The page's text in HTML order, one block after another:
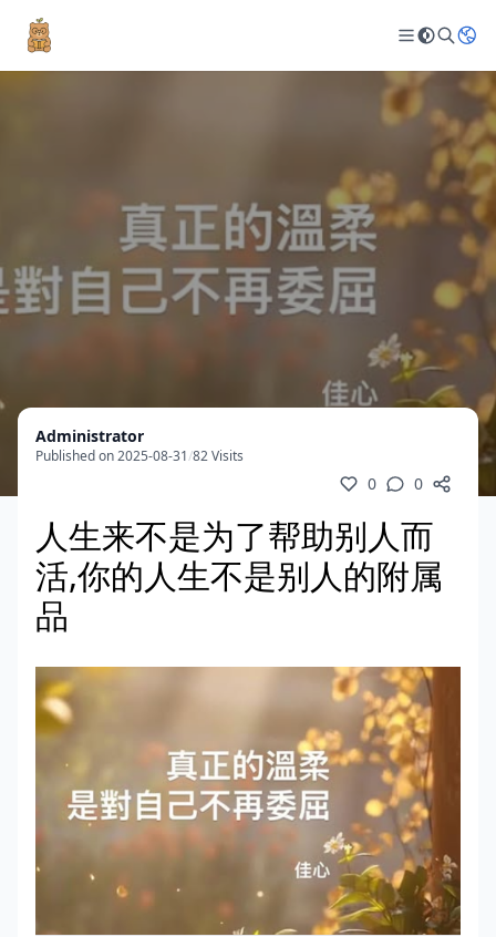
Administrator
Published on 2025-08-31/82 Visits
0 0
人生来不是为了帮助别人而
活,你的人生不是别人的附属
品